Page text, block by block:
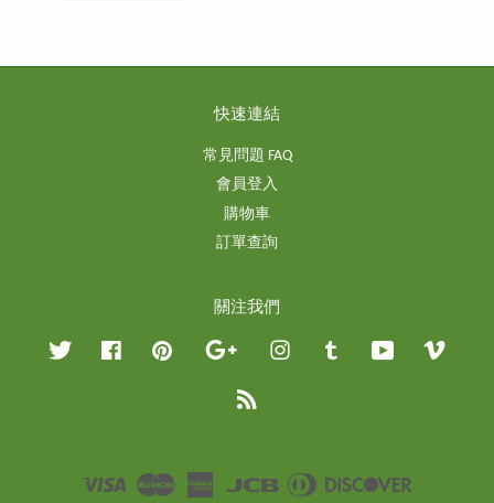
快速連結
常見問題 FAQ
會員登入
購物車
訂單查詢
關注我們
Twitter Facebook Pinterest Google InstagramTumblr YouTube
Visa Master
American
JCB
Diners